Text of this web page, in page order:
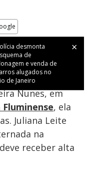
desmonta
de
e venda de
alugados no
de Janeiro
policiais
falar e deu os
médica do
Nunes, em
Fluminense, ela
Juliana Leite
na
receber alta